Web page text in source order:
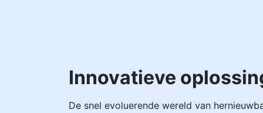
Innovatieve
De snel evoluerende wereld van